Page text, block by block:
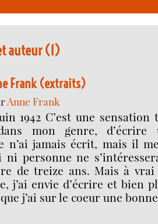
auteur (1)
Frank (extraits)
Anne Frank
1942 C’est une
mon genre,
n’ai jamais écrit, mais il
personne ne
de treize ans. Mais à vrai
j’ai envie d’écrire et bien
j’ai sur le coeur une